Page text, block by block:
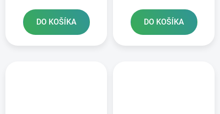
DO KOŠÍKA DO KOŠÍKA